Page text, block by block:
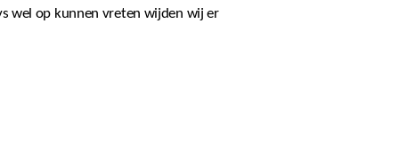
wel op kunnen vreten wijden wij er